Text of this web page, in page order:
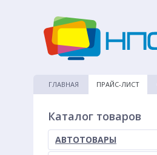
ГЛАВНАЯ ПРАЙС-ЛИСТ
Каталог товаров
АВТОТОВАРЫ